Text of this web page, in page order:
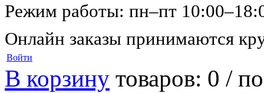
Режим работы: пн–пт
Онлайн заказы принимаются
Войти
В корзину товаров: 0 /